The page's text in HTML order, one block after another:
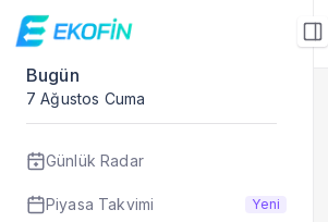
Bugün
7 Ağustos Cuma
Günlük Radar
Piyasa Takvimi Yeni